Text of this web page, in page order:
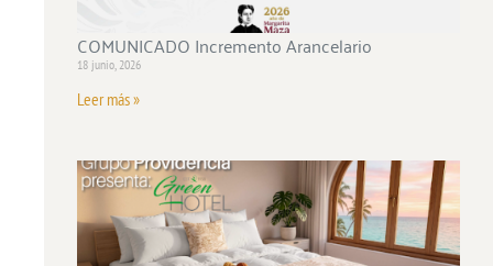
COMUNICADO Incremento Arancelario
18 junio, 2026
Leer más »